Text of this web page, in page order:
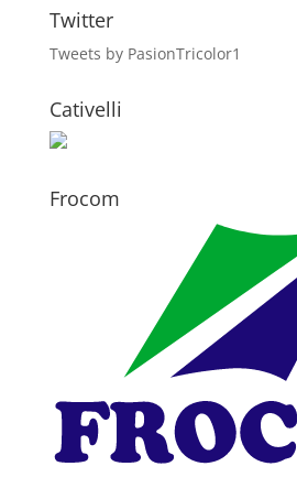
Twitter
Tweets by PasionTricolor1
Cativelli
Frocom